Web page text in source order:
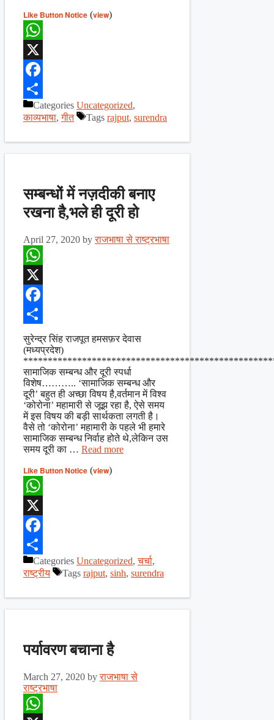
Like Button Notice (view)
WhatsApp
X
Facebook
ShareCategories Uncategorized,
काव्यभाषा,गीत Tags rajput, surendra
सम्बन्धों में नज़दीकी बनाए
रखना है,भले ही दूरी हो
April 27, 2020 byराजभाषा से राष्ट्रभाषा
WhatsApp
X
Facebook
Share
सुरेन्द्र सिंह राजपूत हमसफ़र देवास
(मध्यप्रदेश)
सामाजिक सम्बन्ध और दूरी स्पर्धा
विशेष……….. ‘सामाजिक सम्बन्ध और
दूरी’ बहुत ही अच्छा विषय है,वर्तमान में विश्व
‘कोरोना’ महामारी से जूझ रहा है, ऐसे समय
में इस विषय की बड़ी सार्थकता लगती है।
वैसे तो ‘कोरोना’ महामारी के पहले भी हमारे
सामाजिक सम्बन्ध निर्वाह होते थे,लेकिन उस
समय दूरी का … Read more
Like Button Notice (view)
WhatsApp
X
Facebook
ShareCategories Uncategorized,चर्चा,
राष्ट्रीय
Tags rajput, sinh, surendra
पर्यावरण बचाना है
March 27, 2020 byराजभाषा से
राष्ट्रभाषा